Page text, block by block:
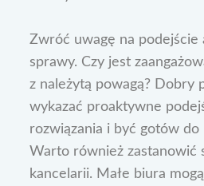
Zwróć uwagę na podejście
sprawy. Czy jest
z należytą powagą? Dobry
wykazać proaktywne
rozwiązania i być gotów do
Warto również zastanowić
kancelarii. Małe biura